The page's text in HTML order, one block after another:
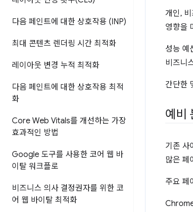
다음 페인트에 대한 상호작용 (INP)
최대 콘텐츠 렌더링 시간 최적화
레이아웃 변경 누적 최적화
다음 페인트에 대한 상호작용 최적
화
Core Web Vitals를 개선하는 가장
효과적인 방법
Google 도구를 사용한 코어 웹 바
이탈 워크플로
비즈니스 의사 결정권자를 위한 코
어 웹 바이탈 최적화
개인,
영향을
성능 예
비즈니
간단한
예비
기존 사
많은 페
주요 페